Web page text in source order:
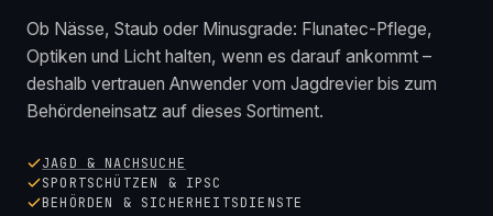
Ob Nässe, Staub oder Minusgrade: Flunatec-Pflege,
Optiken und Licht halten, wenn es darauf ankommt –
deshalb vertrauen Anwender vom Jagdrevier bis zum
Behördeneinsatz auf dieses Sortiment.
JAGD & NACHSUCHE
SPORTSCHÜTZEN & IPSC
BEHÖRDEN & SICHERHEITSDIENSTE